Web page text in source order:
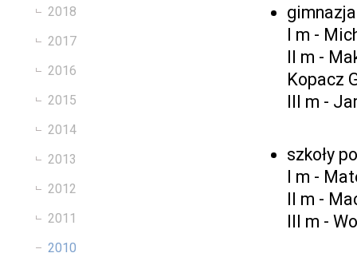
2018
2017
2016
2015
2014
2013
2012
2011
2010
gimnazja
I m -
II m -
Kopacz
III m -
szkoły
I m -
II m -
III m -